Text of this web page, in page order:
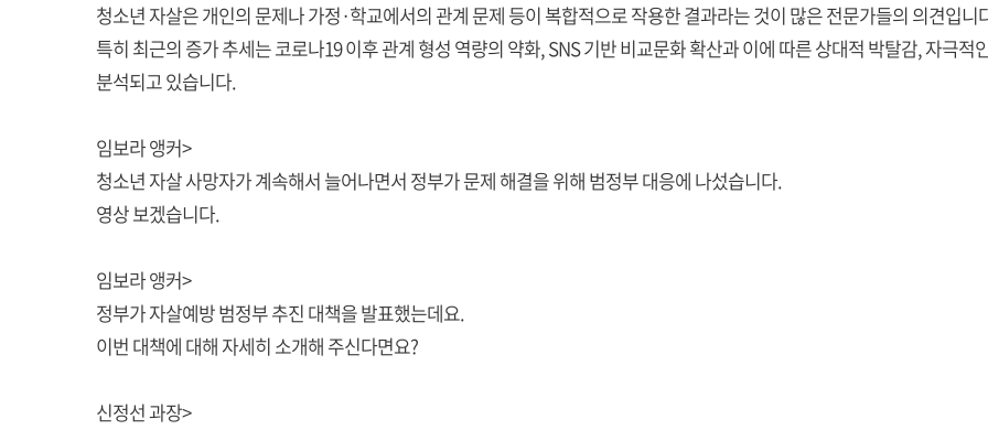
청소년 자살은 개인의 문제나 가정·학교에서의 관계 문제 등이 복합적으로 작용한 결과라는 것이 많은 전문가들의 의견입니
특히 최근의 증가 추세는 코로나19 이후 관계 형성 역량의 약화, SNS 기반 비교문화 확산과 이에 따른 상대적 박탈감, 자극
분석되고 있습니다.
임보라 앵커>
청소년 자살 사망자가 계속해서 늘어나면서 정부가 문제 해결을 위해 범정부 대응에 나섰습니다.
영상 보겠습니다.
임보라 앵커>
정부가 자살예방 범정부 추진 대책을 발표했는데요.
이번 대책에 대해 자세히 소개해 주신다면요?
신정선 과장>